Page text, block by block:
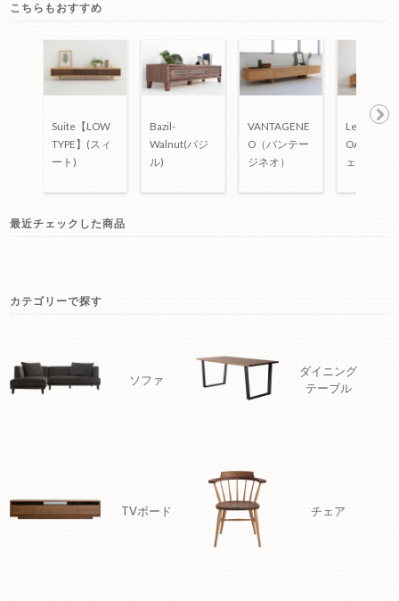
こちらもおすすめ
Suite【LOW
TYPE】(スィ
ート)
Bazil-
Walnut(バジ
ル)
VANTAGENE
O（バンテー
ジネオ）
Lecce-
OAK(レッ
ェ)
最近チェックした商品
カテゴリーで探す
ソファ
ダイニング
テーブル
TVボード チェア